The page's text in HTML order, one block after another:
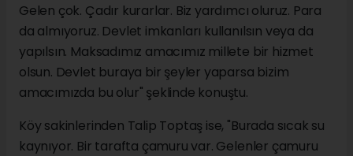
Gelen çok. Çadır kurarlar. Biz yardımcı oluruz. Para
da almıyoruz. Devlet imkanları kullanılsın veya da
yapılsın. Maksadımız amacımız millete bir hizmet
olsun. Devlet buraya bir şeyler yaparsa bizim
amacımızda bu olur" şeklinde konuştu.
Köy sakinlerinden Talip Toptaş ise, "Burada sıcak su
kaynıyor. Bir tarafta çamuru var. Gelenler çamuru